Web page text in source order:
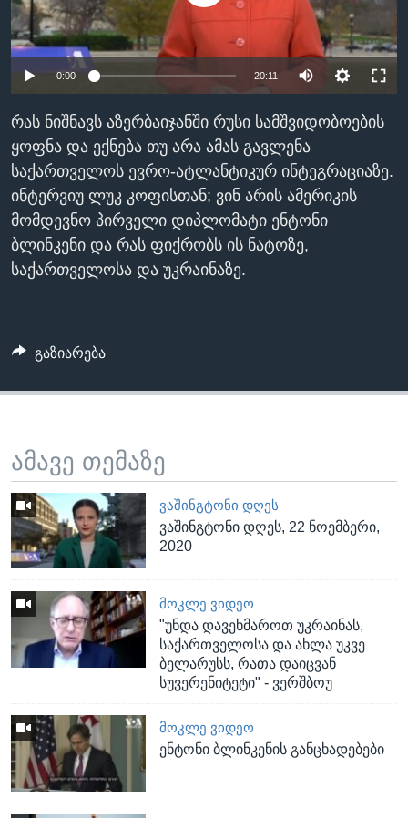
ᲡᲢᲣᲓᲘᲐ ᲕᲐᲨᲘᲜᲒᲢᲝᲜᲘ
ᲔᲙᲝᲜᲝᲛᲘᲙᲐ
ᲯᲐᲜᲛᲠᲗᲔᲚᲝᲑᲐ
ᲛᲔᲪᲜᲘᲔᲠᲔᲑᲐ
ᲘᲜᲢᲔᲠᲕᲘᲣ
ᲙᲣᲚᲢᲣᲠᲐ
ᲒᲐᲚᲘᲚᲔᲝ
ᲓᲔᲖᲘᲜᲤᲝᲠᲛᲐᲪᲘᲐ
Learning English
ᲗᲕᲐᲚᲘ ᲒᲕᲐᲓᲔᲕᲜᲔᲗ
ენები
0:00 20:11
რას ნიშნავს აზერბაიჯანში რუსი სამშვიდობოების
ყოფნა და ექნება თუ არა ამას გავლენა
საქართველოს ევრო-ატლანტიკურ ინტეგრაციაზე.
ინტერვიუ ლუკ კოფისთან; ვინ არის ამერიკის
მომდევნო პირველი დიპლომატი ენტონი
ბლინკენი და რას ფიქრობს ის ნატოზე,
საქართველოსა და უკრაინაზე.
გაზიარება
ამავე თემაზე
ᲕᲐᲨᲘᲜᲒᲢᲝᲜᲘ ᲓᲦᲔᲡ
ვაშინგტონი დღეს, 22 ნოემბერი,
2020
ᲛᲝᲙᲚᲔ ᲕᲘᲓᲔᲝ
"უნდა დავეხმაროთ უკრაინას,
საქართველოსა და ახლა უკვე
ბელარუსს, რათა დაიცვან
სუვერენიტეტი" - ვერშბოუ
ᲛᲝᲙᲚᲔ ᲕᲘᲓᲔᲝ
ენტონი ბლინკენი​ს განცხადებები